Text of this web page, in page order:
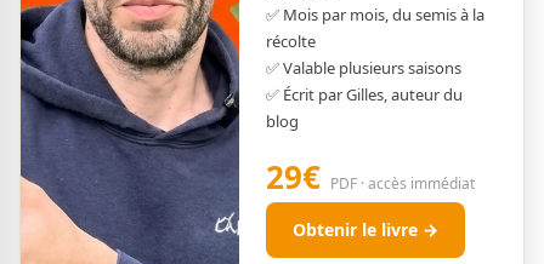
✅ Mois par mois, du semis à la
récolte
✅ Valable plusieurs saisons
✅ Écrit par Gilles, auteur du
blog
29€ PDF · accès immédiat
Obtenir le livre →